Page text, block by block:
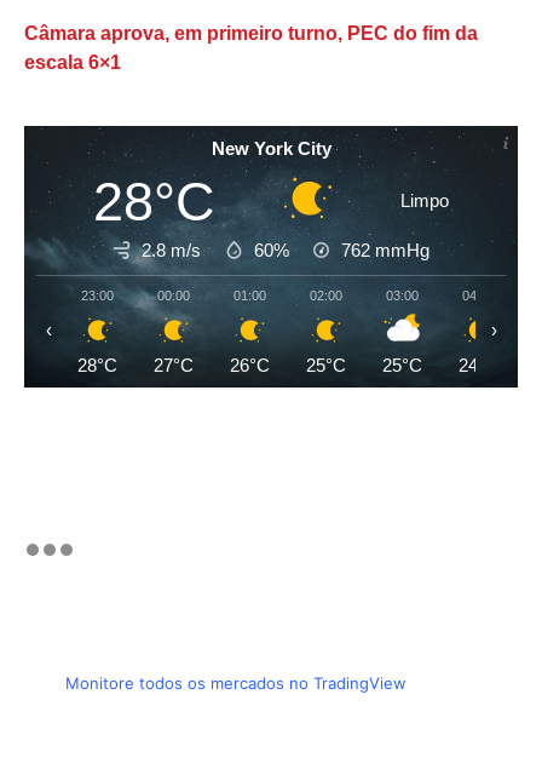
Câmara aprova, em primeiro turno, PEC do fim da
escala 6×1
New York City
28°C Limpo
2.8 m/s 60% 762 mmHg
23:00
28°C
00:00
27°C
01:00
26°C
02:00
25°C
03:00
25°C
04:00
24°C
‹ ›
Monitore todos os mercados no TradingView